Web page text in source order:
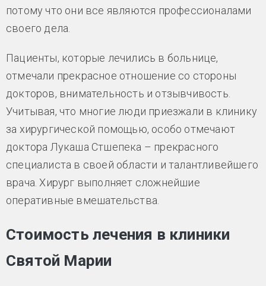
потому что они все являются профессионалами
своего дела.
Пациенты, которые лечились в больнице,
отмечали прекрасное отношение со стороны
докторов, внимательность и отзывчивость.
Учитывая, что многие люди приезжали в клинику
за хирургической помощью, особо отмечают
доктора Лукаша Стшепека – прекрасного
специалиста в своей области и талантливейшего
врача. Хирург выполняет сложнейшие
оперативные вмешательства.
Стоимость лечения в клиники
Святой Марии